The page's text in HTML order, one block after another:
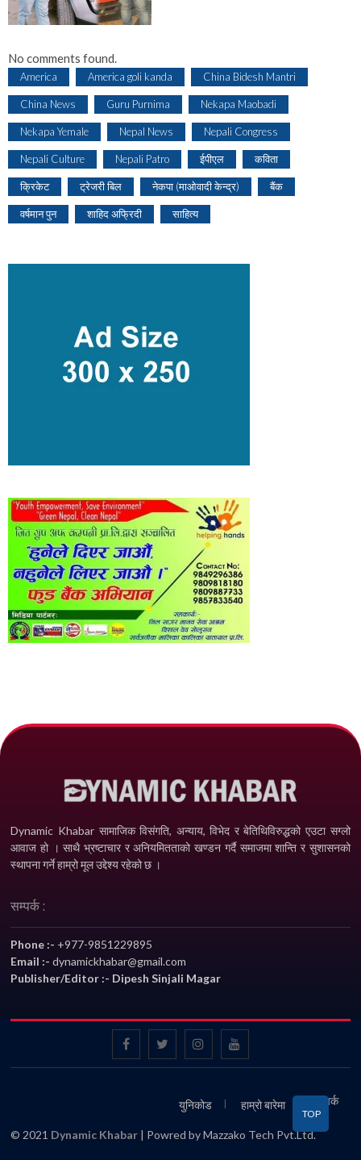
No comments found.
America America goli kanda China Bidesh Mantri
China News Guru Purnima Nekapa Maobadi
Nekapa Yemale Nepal News Nepali Congress
Nepali Culture Nepali Patro ईपीएल कविता
क्रिकेट ट्रेजरी बिल नेकपा (माओवादी केन्द्र) बैंक
वर्षमान पुन शाहिद अफ्रिदी साहित्य
Dynamic Khabar सामाजिक विसंगति, अन्याय, विभेद­ र बेतिथिविरुद्धको एउटा सग्लो
आवाज हो । साथै भ्रष्टाचार र अनियमितताको खण्डन गर्दै समाजमा शान्ति र सुशासनको
स्थापना गर्ने हाम्रो मूल उद्देश्य रहेको छ ।
सम्पर्क :
Phone :- +977-9851229895
Email :-dynamickhabar@gmail.com
Publisher/Editor :- Dipesh Sinjali Magar
युनिकोड हाम्रो बारेमा सम्पर्क
© 2021 Dynamic Khabar | Powred by Mazzako Tech Pvt.Ltd.
TOP